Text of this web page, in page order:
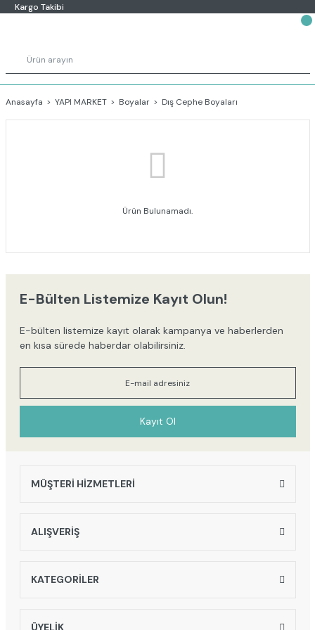
Kargo Takibi
Anasayfa YAPI MARKET Boyalar Dış Cephe Boyaları
Ürün Bulunamadı.
E-Bülten Listemize Kayıt Olun!
E-bülten listemize kayıt olarak kampanya ve haberlerden
en kısa sürede haberdar olabilirsiniz.
Kayıt Ol
MÜŞTERİ HİZMETLERİ
ALIŞVERİŞ
KATEGORİLER
ÜYELİK